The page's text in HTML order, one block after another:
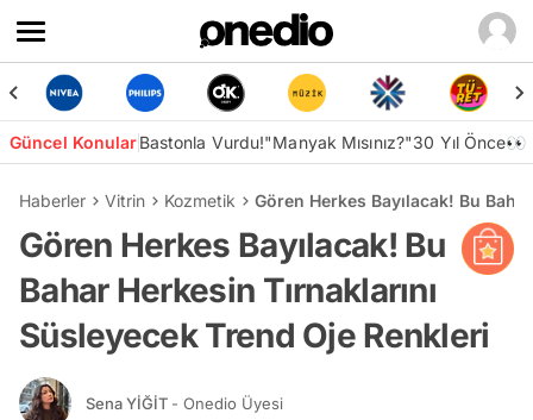
Güncel KonularBastonla Vurdu!"Manyak Mısınız?"30 Yıl Önce👀
Haberler Vitrin Kozmetik Gören Herkes Bayılacak! Bu
Gören Herkes Bayılacak! Bu
Bahar Herkesin Tırnaklarını
Süsleyecek Trend Oje Renkleri
Sena YİĞİT - Onedio Üyesi